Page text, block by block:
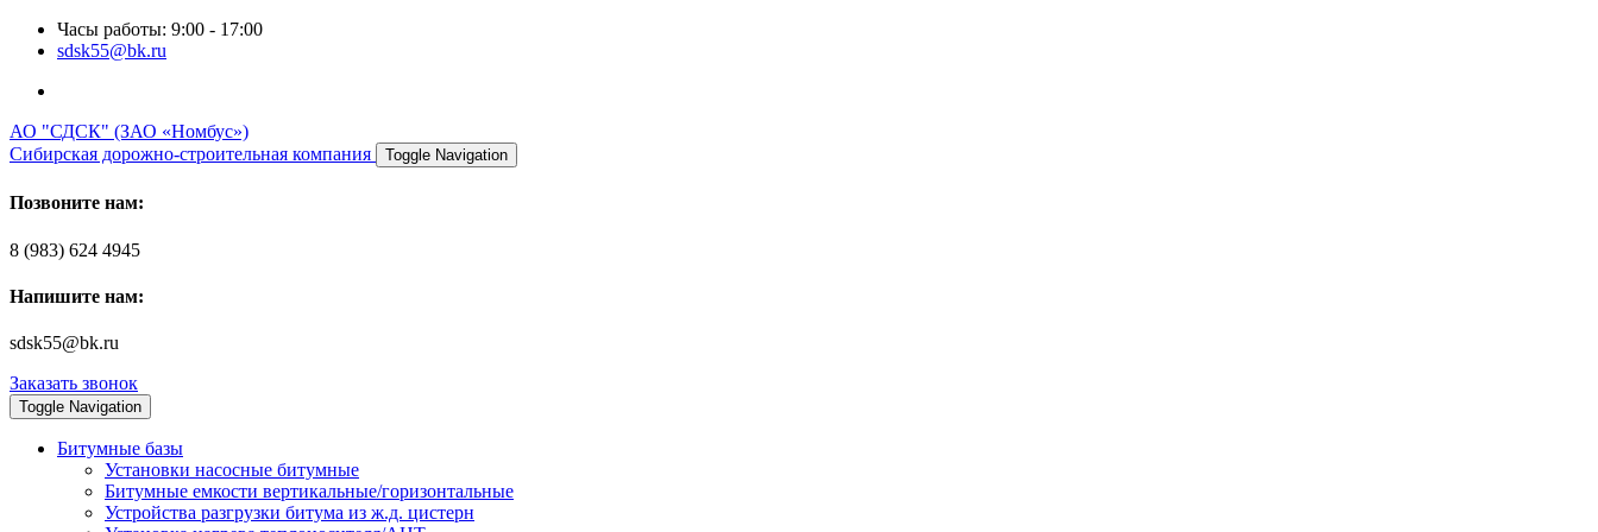
Часы работы: 9:00 - 17:00
sdsk55@bk.ru
АО "СДСК" (ЗАО «Номбус»)
Сибирская дорожно-строительная компания
Toggle Navigation
Позвоните нам:
8 (983) 624 4945
Напишите нам:
sdsk55@bk.ru
Заказать звонок
Toggle Navigation
Битумные базы
Установки насосные битумные
Битумные емкости вертикальные/горизонтальные
Устройства разгрузки битума из ж.д. цистерн